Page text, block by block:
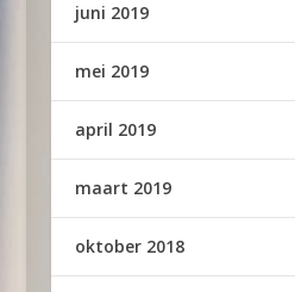
juni 2019
mei 2019
april 2019
maart 2019
oktober 2018